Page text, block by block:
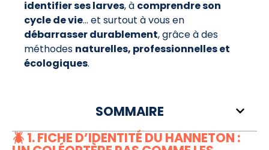
identifier ses larves, à comprendre son
cycle de vie… et surtout à vous en
débarrasser durablement, grâce à des
méthodes naturelles, professionnelles et
écologiques.
SOMMAIRE
🪲 1. FICHE D’IDENTITÉ DU HANNETON :